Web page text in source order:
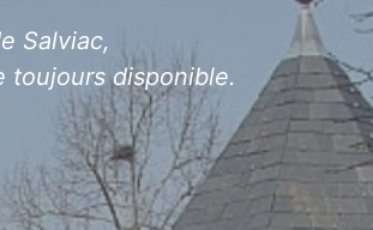
Salviac,
toujours disponible.